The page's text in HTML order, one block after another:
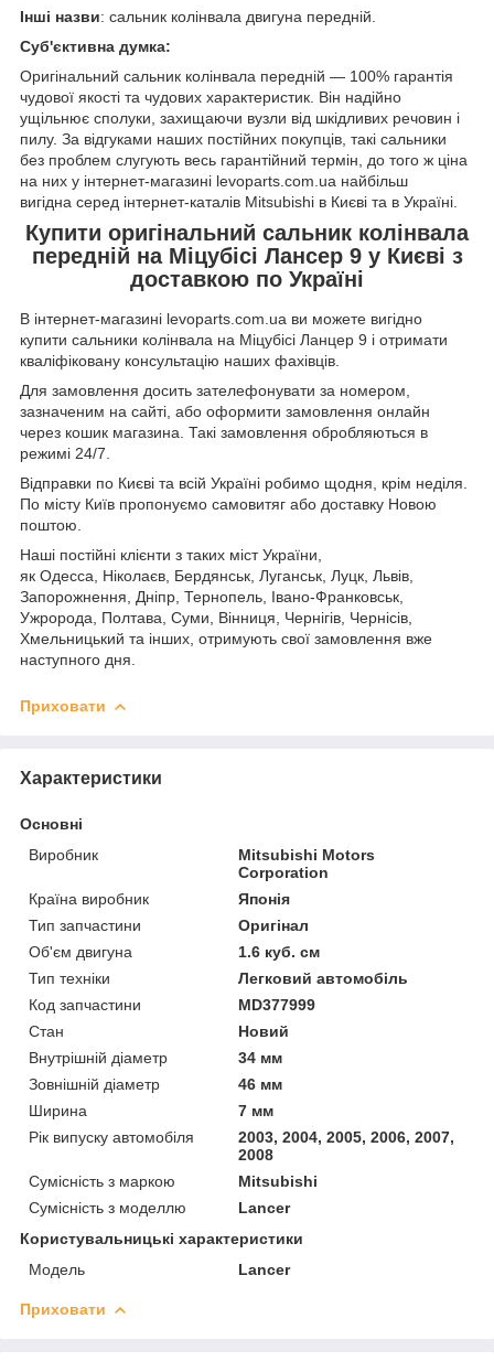
Інші назви: сальник колінвала двигуна передній.
Суб'єктивна думка:
Оригінальний сальник колінвала передній — 100% гарантія
чудової якості та чудових характеристик. Він надійно
ущільнює сполуки, захищаючи вузли від шкідливих речовин і
пилу. За відгуками наших постійних покупців, такі сальники
без проблем слугують весь гарантійний термін, до того ж ціна
на них у інтернет-магазині levoparts.com.ua найбільш
вигідна серед інтернет-каталів Mitsubishi в Києві та в Україні.
Купити оригінальний сальник колінвала
передній на Міцубісі Лансер 9 у Києві з
доставкою по Україні
В інтернет-магазині levoparts.com.ua ви можете вигідно
купити сальники колінвала на Міцубісі Ланцер 9 і отримати
кваліфіковану консультацію наших фахівців.
Для замовлення досить зателефонувати за номером,
зазначеним на сайті, або оформити замовлення онлайн
через кошик магазина. Такі замовлення обробляються в
режимі 24/7.
Відправки по Києві та всій Україні робимо щодня, крім неділя.
По місту Київ пропонуємо самовитяг або доставку Новою
поштою.
Наші постійні клієнти з таких міст України,
як Одесса, Ніколаєв, Бердянськ, Луганськ, Луцк, Львів,
Запорожнення, Дніпр, Тернопель, Івано-Франковськ,
Ужророда, Полтава, Суми, Вінниця, Чернігів, Чернісів,
Хмельницький та інших, отримують свої замовлення вже
наступного дня.
Приховати
Характеристики
Основні
Виробник
Mitsubishi Motors
Corporation
Країна виробник
Японія
Тип запчастини
Оригінал
Об'єм двигуна
1.6 куб. см
Тип техніки
Легковий автомобіль
Код запчастини
MD377999
Стан
Новий
Внутрішній діаметр
34 мм
Зовнішній діаметр
46 мм
Ширина
7 мм
Рік випуску автомобіля
2003, 2004, 2005, 2006, 2007,
2008
Сумісність з маркою
Mitsubishi
Сумісність з моделлю
Lancer
Користувальницькі характеристики
Модель
Lancer
Приховати